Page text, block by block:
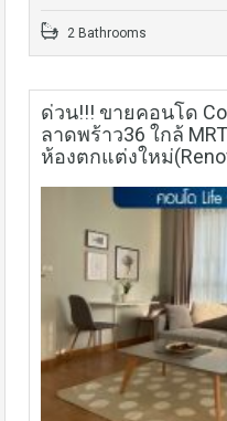
2 Bathrooms
ด่วน!!! ขายคอนโด
ลาดพร้าว36 ใกล้
ห้องตกแต่งใหม่